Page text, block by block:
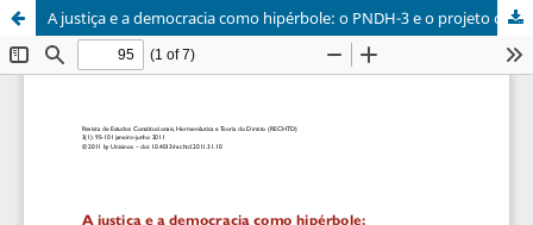
A justiça e a democracia como hipérbole: o PNDH-3 e o projeto constituinte do Estado Democrático de Direito entre nós